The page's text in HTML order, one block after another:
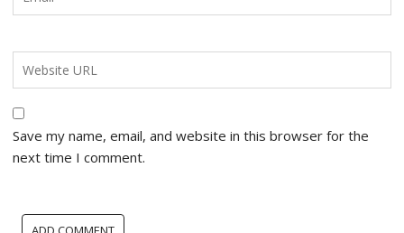
Save my name, email, and website in this browser for the
next time I comment.